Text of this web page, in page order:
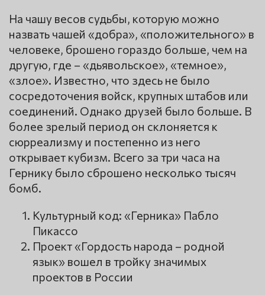
На чашу весов судьбы, которую можно
назвать чашей «добра», «положительного» в
человеке, брошено гораздо больше, чем на
другую, где – «дьявольское», «темное»,
«злое». Известно, что здесь не было
сосредоточения войск, крупных штабов или
соединений. Однако друзей было больше. В
более зрелый период он склоняется к
сюрреализму и постепенно из него
открывает кубизм. Всего за три часа на
Гернику было сброшено несколько тысяч
бомб.
Культурный код: «Герника» Пабло
Пикассо
Проект «Гордость народа – родной
язык» вошел в тройку значимых
проектов в России